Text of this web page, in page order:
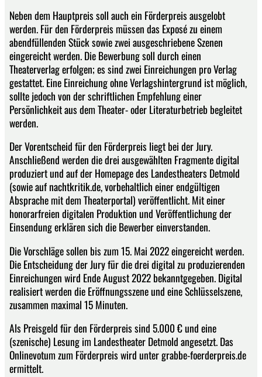
Neben dem Hauptpreis soll auch ein Förderpreis ausgelobt
werden. Für den Förderpreis müssen das Exposé zu einem
abendfüllenden Stück sowie zwei ausgeschriebene Szenen
eingereicht werden. Die Bewerbung soll durch einen
Theaterverlag erfolgen; es sind zwei Einreichungen pro Verlag
gestattet. Eine Einreichung ohne Verlagshintergrund ist möglich,
sollte jedoch von der schriftlichen Empfehlung einer
Persönlichkeit aus dem Theater- oder Literaturbetrieb begleitet
werden.
Der Vorentscheid für den Förderpreis liegt bei der Jury.
Anschließend werden die drei ausgewählten Fragmente digital
produziert und auf der Homepage des Landestheaters Detmold
(sowie auf nachtkritik.de, vorbehaltlich einer endgültigen
Absprache mit dem Theaterportal) veröffentlicht. Mit einer
honorarfreien digitalen Produktion und Veröffentlichung der
Einsendung erklären sich die Bewerber einverstanden.
Die Vorschläge sollen bis zum 15. Mai 2022 eingereicht werden.
Die Entscheidung der Jury für die drei digital zu produzierenden
Einreichungen wird Ende August 2022 bekanntgegeben. Digital
realisiert werden die Eröffnungsszene und eine Schlüsselszene,
zusammen maximal 15 Minuten.
Als Preisgeld für den Förderpreis sind 5.000 € und eine
(szenische) Lesung im Landestheater Detmold angesetzt. Das
Onlinevotum zum Förderpreis wird unter grabbe-foerderpreis.de
ermittelt.